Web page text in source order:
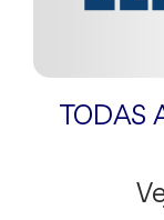
TODAS